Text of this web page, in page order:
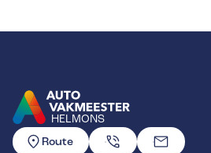
HELMONS
GA NAAR DE HOMEPAGINA
Route